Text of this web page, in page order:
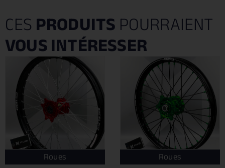
CESPRODUITSPOURRAIENT
VOUS INTÉRESSER
Roues Roues